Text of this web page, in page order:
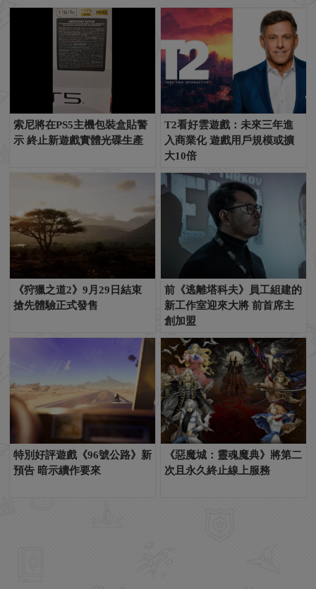
索尼將在PS5主機包裝盒貼警
示 終止新遊戲實體光碟生產
T2看好雲遊戲：未來三年進
入商業化 遊戲用戶規模或擴
大10倍
《狩獵之道2》9月29日結束
搶先體驗正式發售
前《逃離塔科夫》員工組建的
新工作室迎來大將 前首席主
創加盟
特別好評遊戲《96號公路》新
預告 暗示續作要來
《惡魔城：靈魂魔典》將第二
次且永久終止線上服務